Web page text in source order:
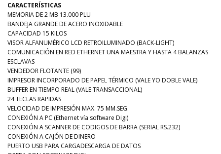
CARACTERÍSTICAS
MEMORIA DE 2 MB 13.000 PLU
BANDEJA GRANDE DE ACERO INOXIDABLE
CAPACIDAD 15 KILOS
VISOR ALFANUMÉRICO LCD RETROILUMINADO (BACK-LIGHT)
COMUNICACIÓN EN RED ETHERNET UNA MAESTRA Y HASTA 4 BALANZAS
ESCLAVAS
VENDEDOR FLOTANTE (99)
IMPRESOR INCORPORADO DE PAPEL TÉRMICO (VALE YO DOBLE VALE)
BUFFER EN TIEMPO REAL (VALE TRANSACCIONAL)
24 TECLAS RAPIDAS
VELOCIDAD DE IMPRESIÓN MAX. 75 MM.SEG.
CONEXIÓN A PC (Ethernet vía software Digi)
CONEXIÓN A SCANNER DE CODIGOS DE BARRA (SERIAL RS.232)
CONEXIÓN A CAJÓN DE DINERO
PUERTO USB PARA CARGADESCARGA DE DATOS